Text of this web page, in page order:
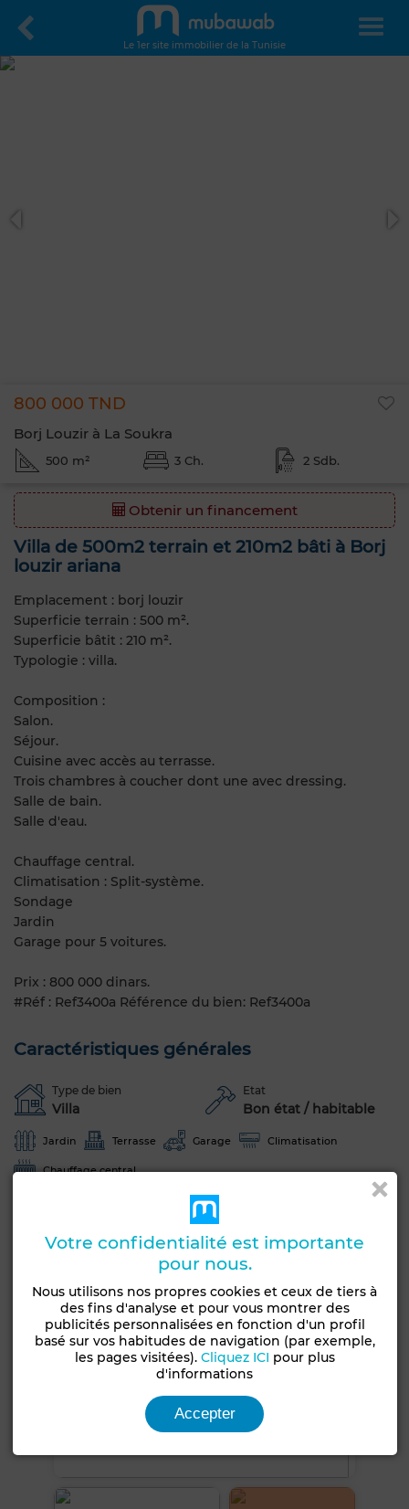
Le 1er site immobilier de la Tunisie
800 000 TND
Borj Louzir à La Soukra
500 m² 3 Ch. 2 Sdb.
Obtenir un financement
Villa de 500m2 terrain et 210m2 bâti à Borj
louzir ariana
Emplacement : borj louzir
Superficie terrain : 500 m².
Superficie bâtit : 210 m².
Typologie : villa.
Composition :
Salon.
Séjour.
Cuisine avec accès au terrasse.
Trois chambres à coucher dont une avec dressing.
Salle de bain.
Salle d'eau.
Chauffage central.
Climatisation : Split-système.
Sondage
Jardin
Garage pour 5 voitures.
Prix : 800 000 dinars.
#Réf : Ref3400a Référence du bien: Ref3400a
Caractéristiques générales
Type de bien
Villa
Etat
Bon état / habitable
Jardin Terrasse Garage Climatisation
Chauffage central
Votre confidentialité est importante
pour nous.
Nous utilisons nos propres cookies et ceux de tiers à
des fins d'analyse et pour vous montrer des
publicités personnalisées en fonction d'un profil
basé sur vos habitudes de navigation (par exemple,
les pages visitées). Cliquez ICI pour plus
d'informations
Accepter